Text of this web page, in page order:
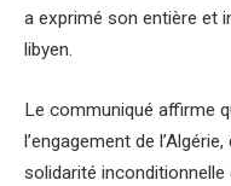
a exprimé son entière et
libyen.
Le communiqué affirme
l’engagement de
solidarité